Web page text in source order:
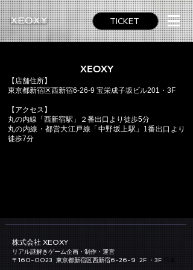
TICKET
XEOXY
【店舗住所】
東京都新宿区西新宿6-26-9 宝栄成子坂ビル201・3F​
【アクセス】
丸の内線「西新宿駅」２番出口より徒歩5分
丸の内線・都営大江戸線「中野坂上駅」1番出口より
徒歩7分
株式会社 XEOXY​
リアル謎解きゲーム企画・制作・運営
​〒160-0023
東京都新宿区西新宿6-26-9 2F ・3F